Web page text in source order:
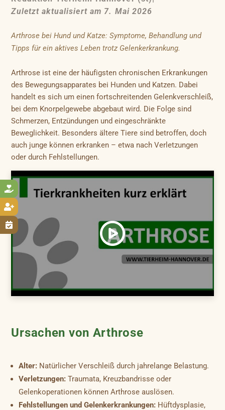



Zuletzt aktualisiert am 7. Mai 2026
Arthrose bei Hund und Katze: Symptome, Behandlung und
Tipps für ein aktives Leben trotz Gelenkerkrankung.
Arthrose ist eine der häufigsten chronischen Erkrankungen
des Bewegungsapparates bei Hunden und Katzen. Dabei
handelt es sich um einen fortschreitenden Gelenkverschleiß,
bei dem Knorpelgewebe abgebaut wird. Die Folge sind
Schmerzen, Entzündungen und eingeschränkte
Beweglichkeit. Besonders ältere Tiere sind betroffen, doch
auch junge können erkranken – etwa nach Verletzungen
oder durch Fehlstellungen.
Ursachen von Arthrose
Alter: Natürlicher Verschleiß durch jahrelange Belastung.
Verletzungen: Traumata, Kreuzbandrisse oder
Gelenkoperationen können Arthrose auslösen.
Fehlstellungen und Gelenkerkrankungen: Hüftdysplasie,